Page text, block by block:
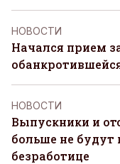
НОВОСТИ
Начался прием
НОВОСТИ
Выпускники и
больше не будут
безработице